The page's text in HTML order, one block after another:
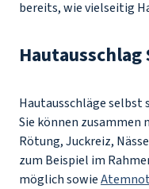
bereits, wie vielseitig
Hautausschläge selbst
Sie können
Rötung, Juckreiz,
zum Beispiel im
möglich sowie